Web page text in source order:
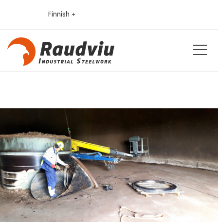
Finnish